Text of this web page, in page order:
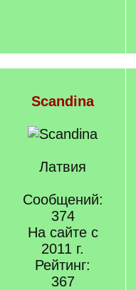
Scandina
Латвия
Сообщений:
374
На сайте с
2011 г.
Рейтинг:
367